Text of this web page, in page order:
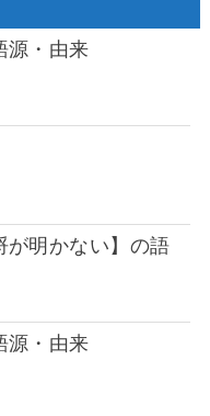
源・由来
が明かない】の語
源・由来